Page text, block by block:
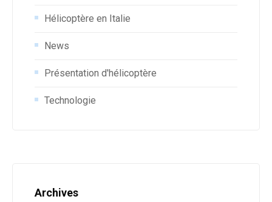
Hélicoptère en Italie
News
Présentation d'hélicoptère
Technologie
Archives